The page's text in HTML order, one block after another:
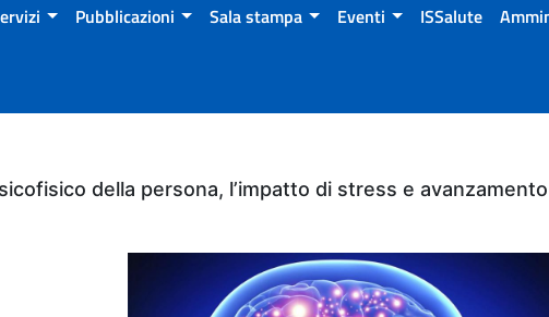
Pubblicazioni Sala stampa Eventi ISSalute
della persona, l’impatto di stress e avanzamento